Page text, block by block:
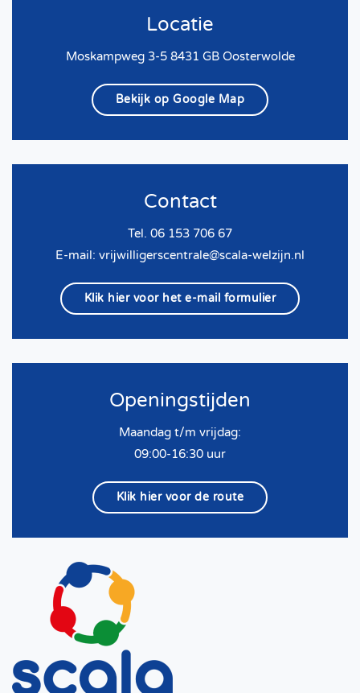
Locatie
Moskampweg 3-5 8431 GB Oosterwolde
Bekijk op Google Map
Contact
Tel. 06 153 706 67
E-mail: vrijwilligerscentrale@scala-welzijn.nl
Klik hier voor het e-mail formulier
Openingstijden
Maandag t/m vrijdag:
09:00-16:30 uur
Klik hier voor de route